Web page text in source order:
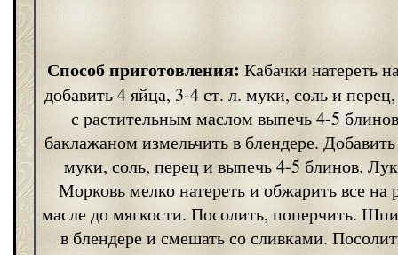
Способ приготовления: Кабачки натереть
добавить 4 яйца, 3-4 ст. л. муки, соль и
с растительным маслом выпечь 4-5
баклажаном измельчить в блендере.
муки, соль, перец и выпечь 4-5 блинов.
Морковь мелко натереть и обжарить все на
масле до мягкости. Посолить, поперчить.
в блендере и смешать со сливками.